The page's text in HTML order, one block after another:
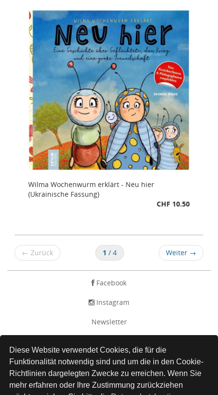
Diese Website verwendet Cookies, die für die
Funktionalität notwendig sind und um die in den Cookie-
Richtlinien dargelegten Zwecke zu erreichen. Wenn Sie
mehr erfahren oder Ihre Zustimmung zurückziehen
Wilma Wochenwurm erklärt - Neu hier
(Ukrainische Fassung)
CHF 10.50
← Zurück 1 / 4 Weiter →
Facebook
Instagram
Newsletter
Impressum
Versand